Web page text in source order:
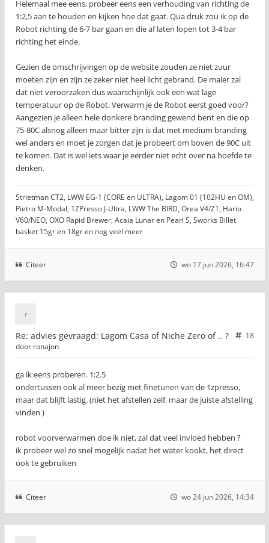
Helemaal mee eens, probeer eens een verhouding van richting de
1:2,5 aan te houden en kijken hoe dat gaat. Qua druk zou ik op de
Robot richting de 6-7 bar gaan en die af laten lopen tot 3-4 bar
richting het einde.
Gezien de omschrijvingen op de website zouden ze niet zuur
moeten zijn en zijn ze zeker niet heel licht gebrand. De maler zal
dat niet veroorzaken dus waarschijnlijk ook een wat lage
temperatuur op de Robot. Verwarm je de Robot eerst goed voor?
Aangezien je alleen hele donkere branding gewend bent en die op
75-80C alsnog alleen maar bitter zijn is dat met medium branding
wel anders en moet je zorgen dat je probeert om boven de 90C uit
te komen. Dat is wel iets waar je eerder niet echt over na hoefde te
denken.
Strietman CT2, LWW EG-1 (CORE en ULTRA), Lagom 01 (102HU en OM),
Pietro M-Modal, 1ZPresso J-Ultra, LWW The BIRD, Orea V4/Z1, Hario
V60/NEO, OXO Rapid Brewer, Acaia Lunar en Pearl S, Sworks Billet
basket 15gr en 18gr en nog veel meer
Citeer wo 17 jun 2026, 16:47
Re: advies gevraagd: Lagom Casa of Niche Zero of .. ?
18
door ronajon
ga ik eens proberen. 1:2.5
ondertussen ook al meer bezig met finetunen van de 1zpresso,
maar dat blijft lastig. (niet het afstellen zelf, maar de juiste afstelling
vinden )
robot voorverwarmen doe ik niet, zal dat veel invloed hebben ?
ik probeer wel zo snel mogelijk nadat het water kookt, het direct
ook te gebruiken
Citeer wo 24 jun 2026, 14:34